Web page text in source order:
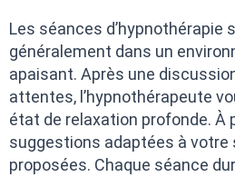
Les séances d’hypnothérapie
généralement dans un
apaisant. Après une
attentes, l’hypnothérapeute
état de relaxation profonde. À
suggestions adaptées à
proposées. Chaque séance